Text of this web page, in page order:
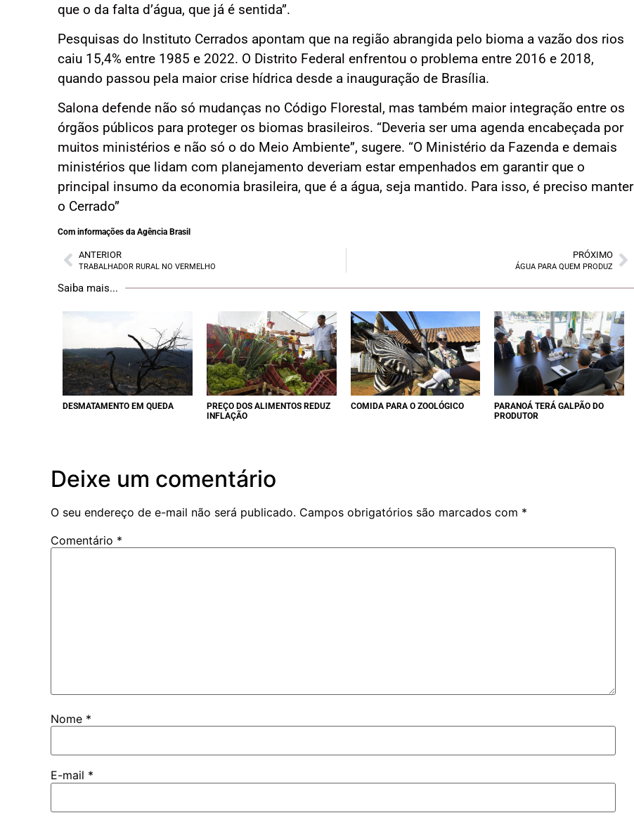
que o da falta d’água, que já é sentida”.
Pesquisas do Instituto Cerrados apontam que na região abrangida pelo bioma a vazão dos rios
caiu 15,4% entre 1985 e 2022. O Distrito Federal enfrentou o problema entre 2016 e 2018,
quando passou pela maior crise hídrica desde a inauguração de Brasília.
Salona defende não só mudanças no Código Florestal, mas também maior integração entre os
órgãos públicos para proteger os biomas brasileiros. “Deveria ser uma agenda encabeçada por
muitos ministérios e não só o do Meio Ambiente”, sugere. “O Ministério da Fazenda e demais
ministérios que lidam com planejamento deveriam estar empenhados em garantir que o
principal insumo da economia brasileira, que é a água, seja mantido. Para isso, é preciso manter
o Cerrado”
Com informações da Agência Brasil
ANTERIOR
TRABALHADOR RURAL NO VERMELHO
PRÓXIMO
ÁGUA PARA QUEM PRODUZ
Saiba mais...
DESMATAMENTO EM QUEDA
PREÇO DOS ALIMENTOS REDUZ
INFLAÇÃO
COMIDA PARA O ZOOLÓGICO
PARANOÁ TERÁ GALPÃO DO
PRODUTOR
Deixe um comentário
O seu endereço de e-mail não será publicado. Campos obrigatórios são marcados com *
Comentário *
Nome *
E-mail *